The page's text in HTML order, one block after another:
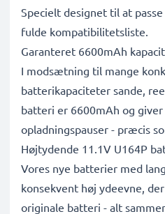
Specielt designet til at
fulde kompatibilitetsliste.
Garanteret 6600mAh
I modsætning til mange
batterikapaciteter sande,
batteri er 6600mAh og
opladningspauser - præcis
Højtydende 11.1V U164P
Vores nye batterier med
konsekvent høj ydeevne,
originale batteri - alt